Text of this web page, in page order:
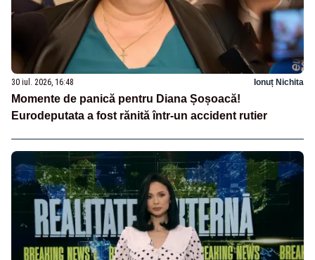
30 iul. 2026, 16:48 Ionuț Nichita
Momente de panică pentru Diana Șoșoacă!
Eurodeputata a fost rănită într-un accident rutier